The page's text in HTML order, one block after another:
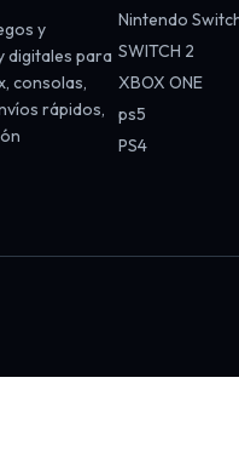
y
digitales para
consolas,
rápidos,
Nintendo
SWITCH 2
XBOX ONE
ps5
PS4